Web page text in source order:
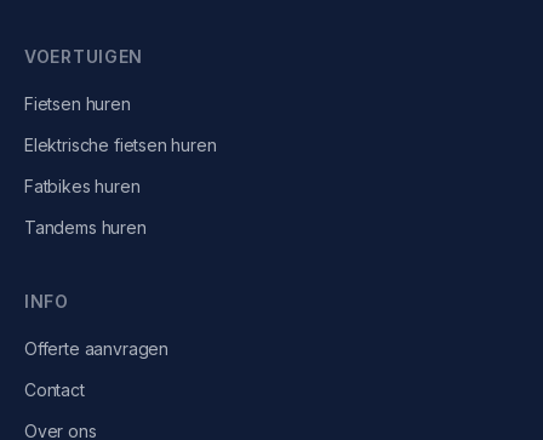
VOERTUIGEN
Fietsen huren
Elektrische fietsen huren
Fatbikes huren
Tandems huren
INFO
Offerte aanvragen
Contact
Over ons